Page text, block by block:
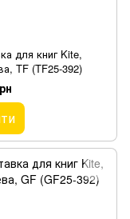
для книг Kite,
TF (TF25-392)